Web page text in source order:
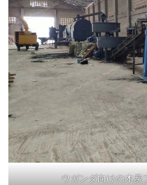
ウガンダ向けの木炭